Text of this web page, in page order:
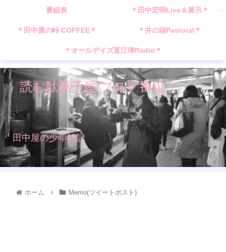
読む駄菓子屋/ブログ番組
田中屋の少年雑記
番組表 ＊田中宏明Live＆展示＊
＊田中屋の峠 COFFEE＊ ＊井の頭Pastoral＊
＊オールデイズ直江津Radio＊
ホーム Memo(ツイートポスト)